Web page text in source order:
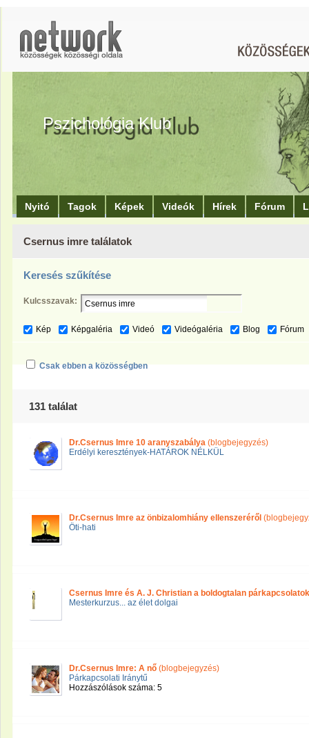
Pszichológia Klub
Nyitó Tagok Képek Videók Hírek Fórum
Csernus imre találatok
Keresés szűkítése
Kulcsszavak:
Kép Képgaléria Videó Videógaléria Blog Fórum
Csak ebben a közösségben
131 találat
Dr.Csernus Imre 10 aranyszabálya (blogbejegyzés)
Erdélyi keresztények-HATÁROK NÉLKÜL
Dr.Csernus Imre az önbizalomhiány ellenszeréről
Öti-hati
Csernus Imre és A. J. Christian a boldogtalan
Mesterkurzus... az élet dolgai
Dr.Csernus Imre: A nő (blogbejegyzés)
Párkapcsolati Iránytű
Hozzászólások száma: 5